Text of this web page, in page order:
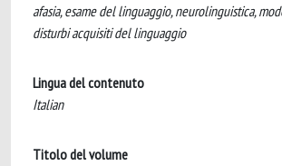
afasia, esame del linguaggio, neurolinguistica,
disturbi acquisiti del linguaggio
Lingua del contenuto
Italian
Titolo del volume